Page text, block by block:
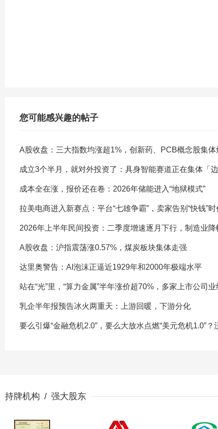
您可能感兴趣的帖子
A股收盘：三大指数均涨超1%，创新药、PCB概念股集体
成立3个半月，就对外投资了：具身智能赛道正在集体「
成本全在涨，报价还在卷：2026年储能进入“地狱模式”
拉美电商进入新赛点：平台“七雄争霸”，卖家告别“快钱”时
2026年上半年民间投资：二季度增速逐月下行，制造业降
A股收盘：沪指震荡涨0.57%，煤炭板块集体走强
达里奥警告：AI泡沫正逼近1929年和2000年极端水平
站在“光”里，“算力金属”半年涨价超70%，多家上市公司
乳企半年报预告冰火两重天：上游回暖，下游分化
要么引爆“金融危机2.0”，要么大放水点燃“美元危机1.0”
持牌机构 / 强大股东